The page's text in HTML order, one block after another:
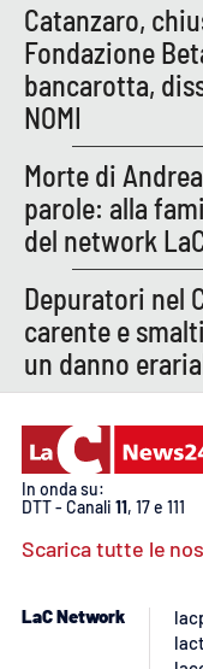
Catanzaro,
Fondazione
bancarotta,
NOMI
Morte di
parole: alla
del network
Depuratori nel
carente e
un danno
In onda su:
DTT - Canali 11, 17 e 111
Scarica tutte le
LaC Network